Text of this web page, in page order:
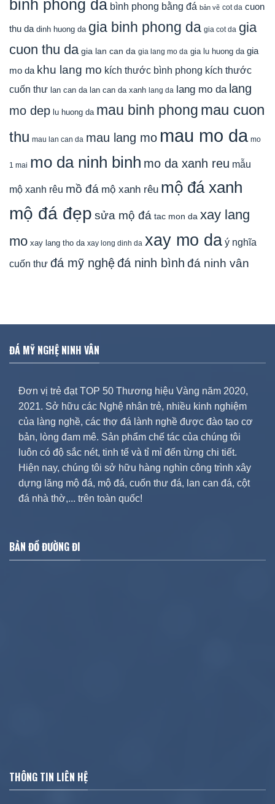
binh phong da bình phong bằng đá bản vẽ cot da cuon
thu da dinh huong da gia binh phong da gia cot da gia
cuon thu da gia lan can da gia lang mo da gia lu huong da gia
mo da khu lang mo kích thước bình phong kích thước
cuốn thư lan can da lan can da xanh lang da lang mo da lang
mo dep lu huong da mau binh phong mau cuon
thu mau lan can da mau lang mo mau mo da mo
1 mai mo da ninh binh mo da xanh reu mẫu
mộ xanh rêu mồ đá mộ xanh rêu mộ đá xanh
mộ đá đẹp sửa mộ đá tac mon da xay lang
mo xay lang tho da xay long dinh da xay mo da ý nghĩa
cuốn thư đá mỹ nghệđá ninh bình đá ninh vân
ĐÁ MỸ NGHỆ NINH VÂN
Đơn vị trẻ đạt TOP 50 Thương hiệu Vàng năm 2020,
2021. Sở hữu các Nghệ nhân trẻ, nhiều kinh nghiệm
của làng nghề, các thợ đá lành nghề được đào tạo cơ
bản, lòng đam mê. Sản phẩm chế tác của chúng tôi
luôn có độ sắc nét, tinh tế và tỉ mỉ đến từng chi tiết.
Hiện nay, chúng tôi sở hữu hàng nghìn công trình xây
dựng lăng mộ đá, mộ đá, cuốn thư đá, lan can đá, cột
đá nhà thờ,... trên toàn quốc!
BẢN ĐỒ ĐƯỜNG ĐI
THÔNG TIN LIÊN HỆ